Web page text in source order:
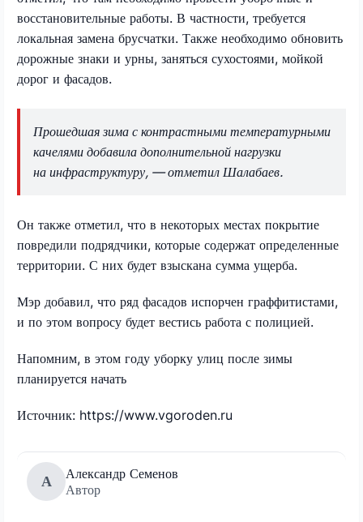
восстановительные работы. В частности, требуется
локальная замена брусчатки. Также необходимо обновить
дорожные знаки и урны, заняться сухостоями, мойкой
дорог и фасадов.
Прошедшая зима с контрастными температурными
качелями добавила дополнительной нагрузки
на инфраструктуру, — отметил Шалабаев.
Он также отметил, что в некоторых местах покрытие
повредили подрядчики, которые содержат определенные
территории. С них будет взыскана сумма ущерба.
Мэр добавил, что ряд фасадов испорчен граффитистами,
и по этом вопросу будет вестись работа с полицией.
Напомним, в этом году уборку улиц после зимы
планируется начать
Источник: https://www.vgoroden.ru
А
Александр Семенов
Автор